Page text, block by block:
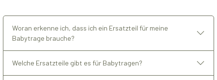
Woran erkenne ich, dass ich ein Ersatzteil für meine
Babytrage brauche?
Welche Ersatzteile gibt es für Babytragen?